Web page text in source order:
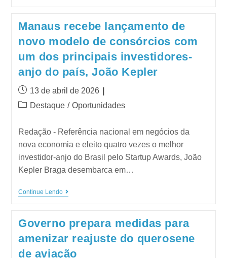
Manaus recebe lançamento de
novo modelo de consórcios com
um dos principais investidores-
anjo do país, João Kepler
13 de abril de 2026
Destaque / Oportunidades
Redação - Referência nacional em negócios da
nova economia e eleito quatro vezes o melhor
investidor-anjo do Brasil pelo Startup Awards, João
Kepler Braga desembarca em…
Continue Lendo
Governo prepara medidas para
amenizar reajuste do querosene
de aviação